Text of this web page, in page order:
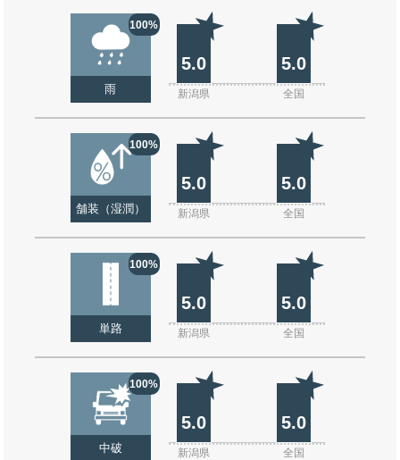
100%
雨
5.0 5.0
新潟県 全国
100%
舗装（湿潤）
5.0 5.0
新潟県 全国
100%
単路
5.0 5.0
新潟県 全国
100%
中破
5.0 5.0
新潟県 全国